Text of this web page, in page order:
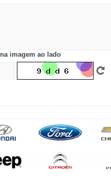
imagem ao lado